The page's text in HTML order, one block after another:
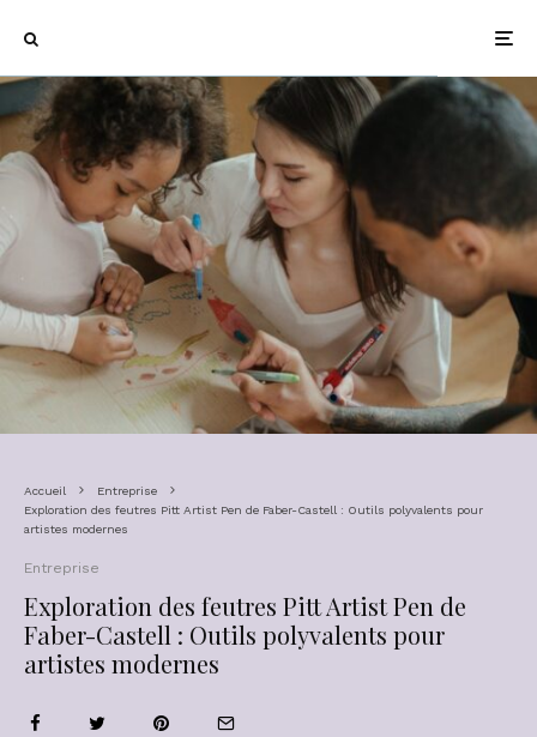
Accueil
Entreprise
Exploration des feutres Pitt Artist Pen de Faber-Castell : Outils polyvalents pour
artistes modernes
Entreprise
Exploration des feutres Pitt Artist Pen de
Faber-Castell : Outils polyvalents pour
artistes modernes